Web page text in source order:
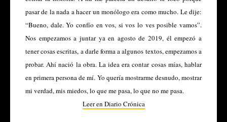
pasar de la nada a hacer un monólogo era como mucho. Le dije:
“Bueno, dale. Yo confío en vos, si vos lo ves posible vamos”.
Nos empezamos a juntar ya en agosto de 2019, él empezó a
tener cosas escritas, a darle forma a algunos textos, empezamos a
probar. Ahí nació la obra. La idea era contar cosas mías, hablar
en primera persona de mí. Yo quería mostrarme desnudo, mostrar
mi verdad, mis miedos, lo que me pasa, lo que no me pasa.
Leer en Diario Crónica